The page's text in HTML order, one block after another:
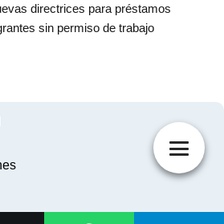
directrices para préstamos
sin permiso de trabajo